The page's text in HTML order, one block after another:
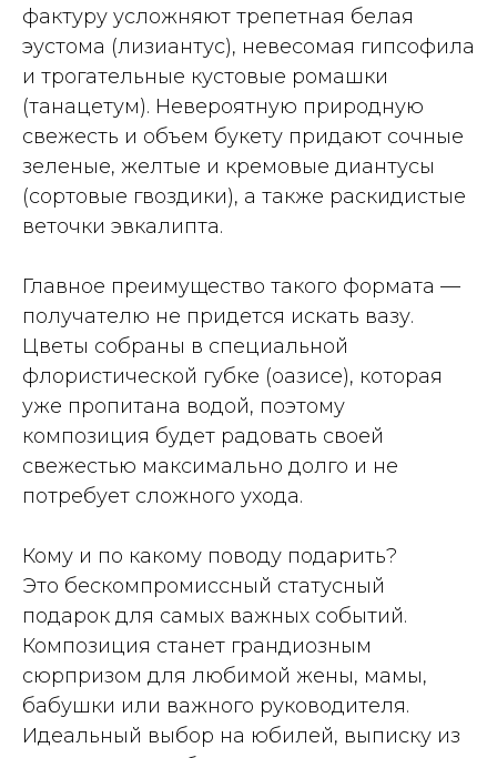
фактуру усложняют трепетная белая
эустома (лизиантус), невесомая гипсофила
и трогательные кустовые ромашки
(танацетум). Невероятную природную
свежесть и объем букету придают сочные
зеленые, желтые и кремовые диантусы
(сортовые гвоздики), а также раскидистые
веточки эвкалипта.
Главное преимущество такого формата —
получателю не придется искать вазу.
Цветы собраны в специальной
флористической губке (оазисе), которая
уже пропитана водой, поэтому
композиция будет радовать своей
свежестью максимально долго и не
потребует сложного ухода.
Кому и по какому поводу подарить?
Это бескомпромиссный статусный
подарок для самых важных событий.
Композиция станет грандиозным
сюрпризом для любимой жены, мамы,
бабушки или важного руководителя.
Идеальный выбор на юбилей, выписку из